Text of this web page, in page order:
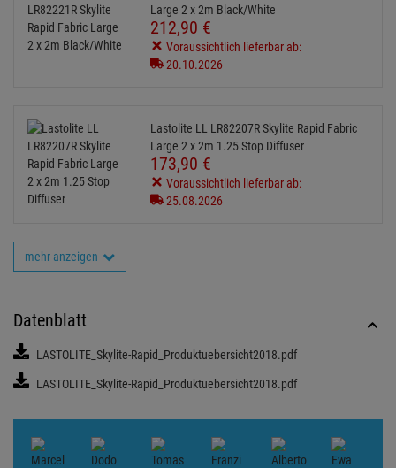
Large 2 x 2m Black/White
212,90 €
Voraussichtlich lieferbar ab:
20.10.2026
Lastolite LL LR82207R Skylite Rapid Fabric
Large 2 x 2m 1.25 Stop Diffuser
173,90 €
Voraussichtlich lieferbar ab:
25.08.2026
mehr anzeigen
Datenblatt
LASTOLITE_Skylite-Rapid_Produktuebersicht2018.pdf
LASTOLITE_Skylite-Rapid_Produktuebersicht2018.pdf